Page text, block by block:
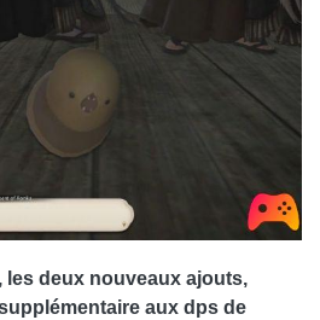
les deux nouveaux ajouts,
aux dps de